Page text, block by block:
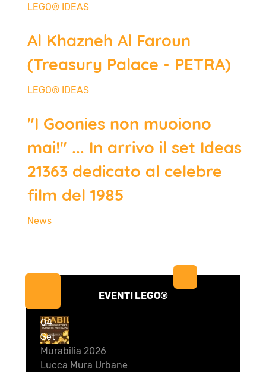
LEGO® IDEAS
Al Khazneh Al Faroun
(Treasury Palace - PETRA)
LEGO® IDEAS
"I Goonies non muoiono
mai!" ... In arrivo il set Ideas
21363 dedicato al celebre
film del 1985
News
EVENTI LEGO®
04
Set
Murabilia 2026
Lucca Mura Urbane